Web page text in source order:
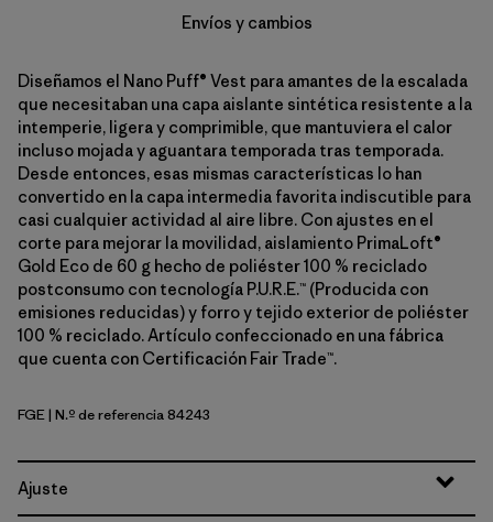
Envíos y cambios
Diseñamos el Nano Puff® Vest para amantes de la escalada
que necesitaban una capa aislante sintética resistente a la
intemperie, ligera y comprimible, que mantuviera el calor
incluso mojada y aguantara temporada tras temporada.
Desde entonces, esas mismas características lo han
convertido en la capa intermedia favorita indiscutible para
casi cualquier actividad al aire libre. Con ajustes en el
corte para mejorar la movilidad, aislamiento PrimaLoft®
Gold Eco de 60 g hecho de poliéster 100 % reciclado
postconsumo con tecnología P.U.R.E.™ (Producida con
emisiones reducidas) y forro y tejido exterior de poliéster
100 % reciclado. Artículo confeccionado en una fábrica
que cuenta con Certificación Fair Trade™.
Forge Grey
FGE| N.º de referencia 84243
Ajuste